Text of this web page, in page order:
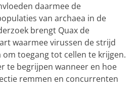
daarmee de
van archaea in de
brengt Quax de
waarmee virussen de strijd
om toegang tot cellen te krijgen.
te begrijpen wanneer en hoe
remmen en concurrenten